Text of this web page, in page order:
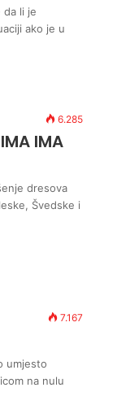
da li je
ako je u
6.285
IMA
dresova
Švedske i
7.167
umjesto
na nulu